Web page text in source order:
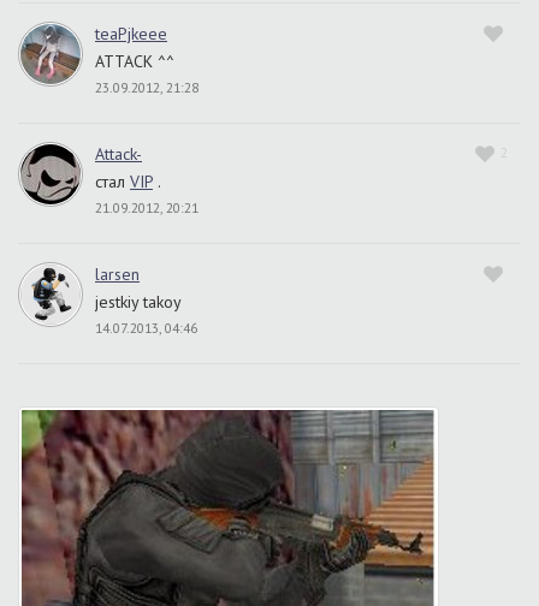
teaPjkeee
ATTACK ^^
23.09.2012, 21:28
2
Attack-
стал VIP .
21.09.2012, 20:21
larsen
jestkiy takoy
14.07.2013, 04:46